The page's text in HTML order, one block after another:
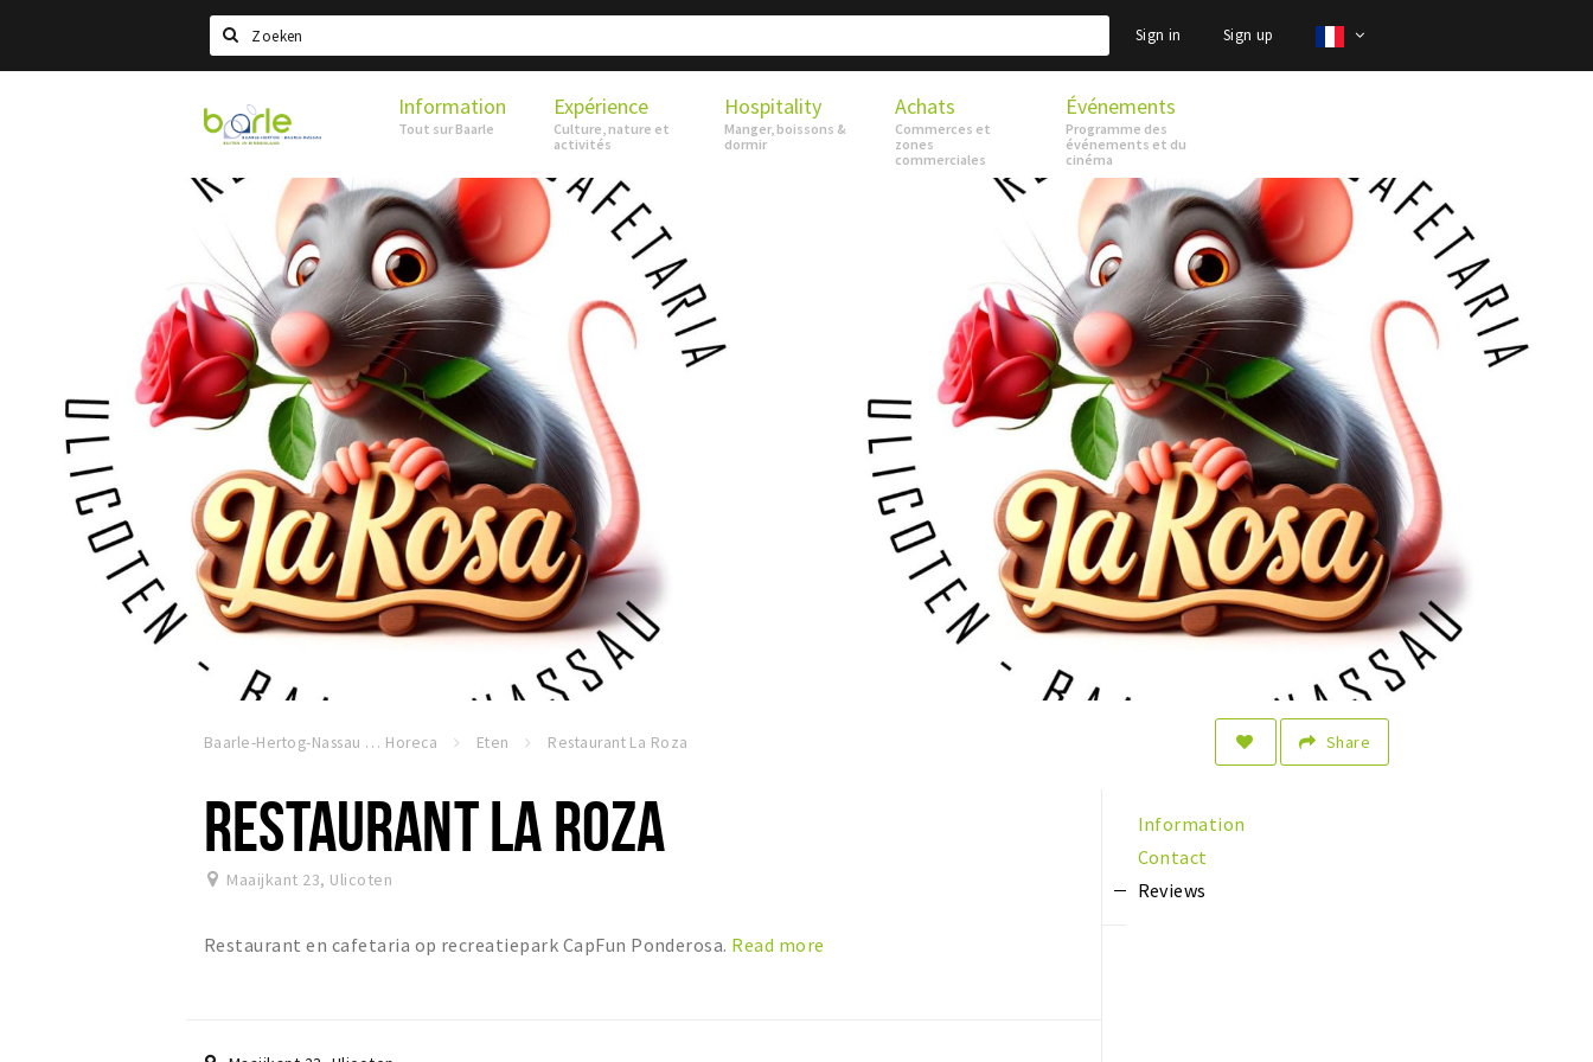
Search
Sign in Sign up
Visit
Baarle
Information
Tout sur Baarle
Expérience
Culture, nature et
activités
Hospitality
Manger, boissons &
dormir
Achats
Commerces et
zones
commerciales
Événements
Programme des
événements et du
cinéma
Baarle-Hertog-Nassau Horeca Eten Restaurant La Roza Share
RESTAURANT LA ROZA
Maaijkant 23, Ulicoten
Restaurant en cafetaria op recreatiepark CapFun Ponderosa. Read more
Information
Contact
Reviews